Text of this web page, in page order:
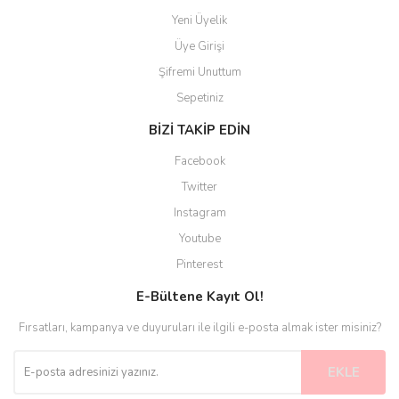
Yeni Üyelik
Üye Girişi
Şifremi Unuttum
Sepetiniz
BİZİ TAKİP EDİN
Facebook
Twitter
Instagram
Youtube
Pinterest
E-Bültene Kayıt Ol!
Fırsatları, kampanya ve duyuruları ile ilgili e-posta almak ister misiniz?
EKLE